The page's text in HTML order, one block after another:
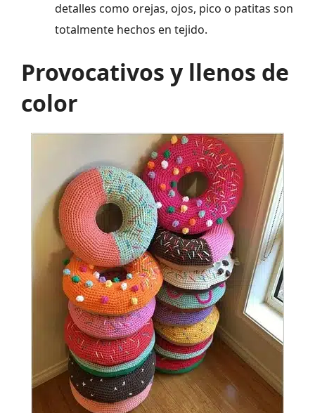
detalles como orejas, ojos, pico o patitas son
totalmente hechos en tejido.
Provocativos y llenos de
color